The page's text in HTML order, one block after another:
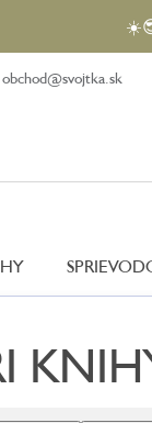
☀️😎 Využite
obchod@svojtka.sk